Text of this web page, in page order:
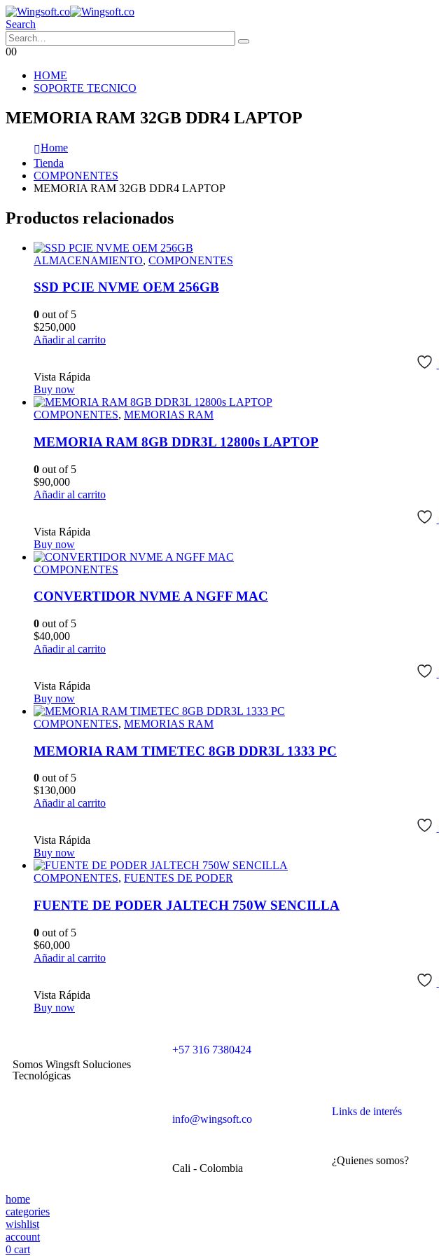
Search
00
HOME
SOPORTE TECNICO
MEMORIA RAM 32GB DDR4 LAPTOP
Home
Tienda
COMPONENTES
MEMORIA RAM 32GB DDR4 LAPTOP
Productos relacionados
ALMACENAMIENTO, COMPONENTES
SSD PCIE NVME OEM 256GB
0 out of 5
$250,000
Añadir al carrito
Vista Rápida
Buy now
COMPONENTES, MEMORIAS RAM
MEMORIA RAM 8GB DDR3L 12800s LAPTOP
0 out of 5
$90,000
Añadir al carrito
Vista Rápida
Buy now
COMPONENTES
CONVERTIDOR NVME A NGFF MAC
0 out of 5
$40,000
Añadir al carrito
Vista Rápida
Buy now
COMPONENTES, MEMORIAS RAM
MEMORIA RAM TIMETEC 8GB DDR3L 1333 PC
0 out of 5
$130,000
Añadir al carrito
Vista Rápida
Buy now
COMPONENTES, FUENTES DE PODER
FUENTE DE PODER JALTECH 750W SENCILLA
0 out of 5
$60,000
Añadir al carrito
Vista Rápida
Buy now
Somos Wingsft Soluciones
Tecnológicas
+57 316 7380424
info@wingsoft.co
Cali - Colombia
Links de interés
¿Quienes somos?
home
categories
wishlist
account
0 cart